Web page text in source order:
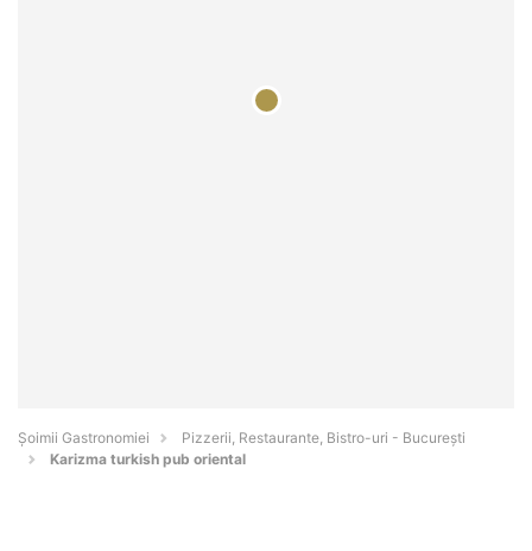
Șoimii Gastronomiei
Pizzerii, Restaurante, Bistro-uri - Bucureşti
Karizma turkish pub oriental